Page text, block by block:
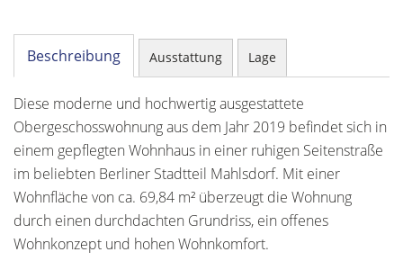
Beschreibung Ausstattung Lage
Diese moderne und hochwertig ausgestattete
Obergeschosswohnung aus dem Jahr 2019 befindet sich in
einem gepflegten Wohnhaus in einer ruhigen Seitenstraße
im beliebten Berliner Stadtteil Mahlsdorf. Mit einer
Wohnfläche von ca. 69,84 m² überzeugt die Wohnung
durch einen durchdachten Grundriss, ein offenes
Wohnkonzept und hohen Wohnkomfort.